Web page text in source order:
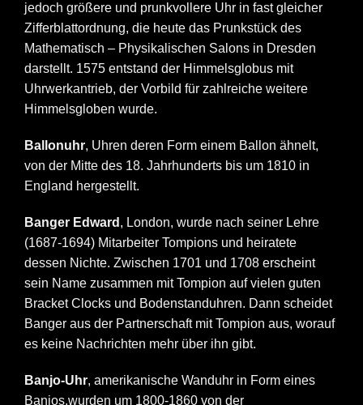
jedoch größere und prunkvollere Uhr in fast gleicher
Zifferblattordnung, die heute das Prunkstück des
Mathematisch – Physikalischen Salons in Dresden
darstellt. 1575 entstand der Himmelsglobus mit
Uhrwerkantrieb, der Vorbild für zahlreiche weitere
Himmelsgloben wurde.
Ballonuhr, Uhren deren Form einem Ballon ähnelt,
von der Mitte des 18. Jahrhunderts bis um 1810 in
England hergestellt.
Banger Edward , London, wurde nach seiner Lehre
(1687-1694) Mitarbeiter Tompions und heiratete
dessen Nichte. Zwischen 1701 und 1708 erscheint
sein Name zusammen mit Tompion auf vielen guten
Bracket Clocks und Bodenstanduhren. Dann scheidet
Banger aus der Partnerschaft mit Tompion aus, worauf
es keine Nachrichten mehr über ihn gibt.
Banjo-Uhr, amerikanische Wanduhr in Form eines
Banjos,wurden um 1800-1860 von der